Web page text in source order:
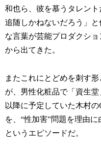
和也ら、彼を慕うタレント
追随しかねないだろう」
な言葉が芸能プロダクショ
から出てきた。
またこれにとどめを刺す
が、男性化粧品で「資生
以降に予定していた木村の
を、“性加害”問題を理由に
というエピソードだ。